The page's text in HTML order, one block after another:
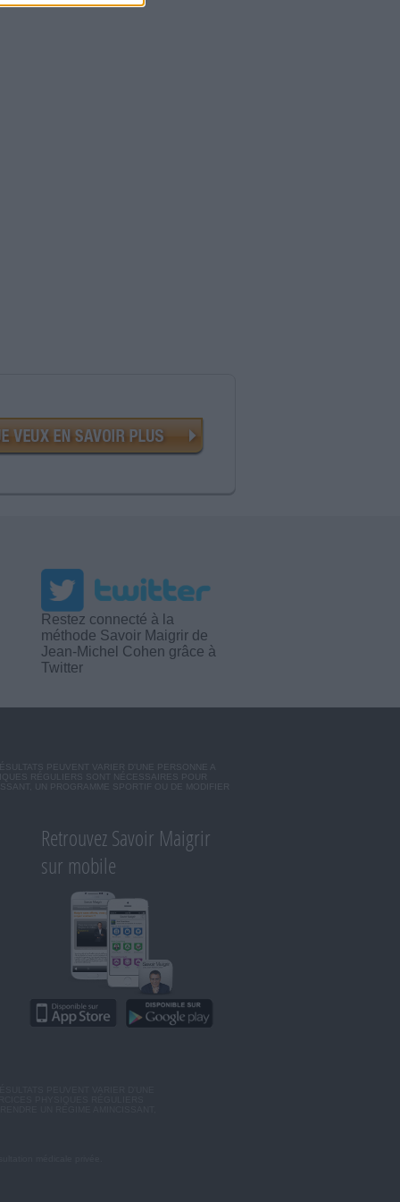
Restez connecté à la
méthode Savoir Maigrir de
Jean-Michel Cohen grâce à
Twitter
PEUVENT VARIER D'UNE PERSONNE A
RÉGULIERS SONT NÉCESSAIRES POUR
UN PROGRAMME SPORTIF OU DE MODIFIER
Retrouvez Savoir Maigrir
sur mobile